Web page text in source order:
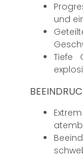
und
Tiefe